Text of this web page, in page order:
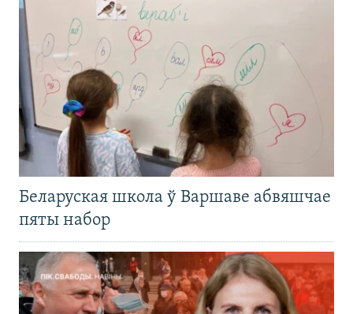
Беларуская школа ў Варшаве абвяшчае
пяты набор